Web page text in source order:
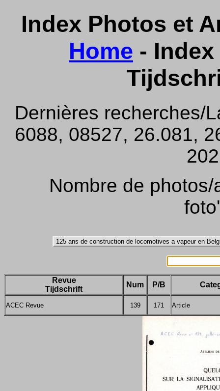
Index Photos et
Home -
Dernières recherches/
6088, 08527, 26.081,
Nombre de
Revue
Tijdschrift
Num P/B
ACEC Revue 139 171 Article